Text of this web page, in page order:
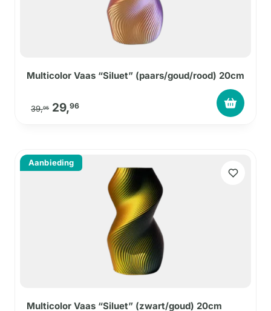
Multicolor Vaas “Siluet” (paars/goud/rood) 20cm
39,95 Oorspronkelijke prijs was: 39,95.
29,96Huidige prijs is: 29,96.
Aanbieding
Multicolor Vaas “Siluet” (zwart/goud) 20cm